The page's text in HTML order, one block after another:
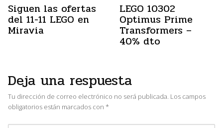
Siguen las ofertas
del 11-11 LEGO en
Miravia
LEGO 10302
Optimus Prime
Transformers –
40% dto
Deja una respuesta
Tu dirección de correo electrónico no será publicada. Los campos
obligatorios están marcados con *